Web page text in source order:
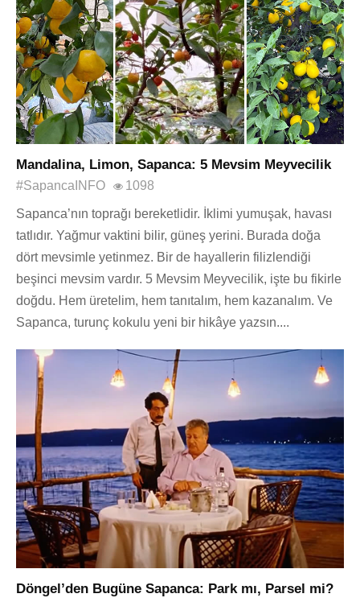
Mandalina, Limon, Sapanca: 5 Mevsim Meyvecilik
#SapancaINFO 1098
Sapanca’nın toprağı bereketlidir. İklimi yumuşak, havası
tatlıdır. Yağmur vaktini bilir, güneş yerini. Burada doğa
dört mevsimle yetinmez. Bir de hayallerin filizlendiği
beşinci mevsim vardır. 5 Mevsim Meyvecilik, işte bu fikirle
doğdu. Hem üretelim, hem tanıtalım, hem kazanalım. Ve
Sapanca, turunç kokulu yeni bir hikâye yazsın....
Döngel’den Bugüne Sapanca: Park mı, Parsel mi?